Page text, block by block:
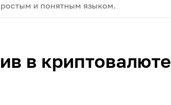
и понятным языком.
в